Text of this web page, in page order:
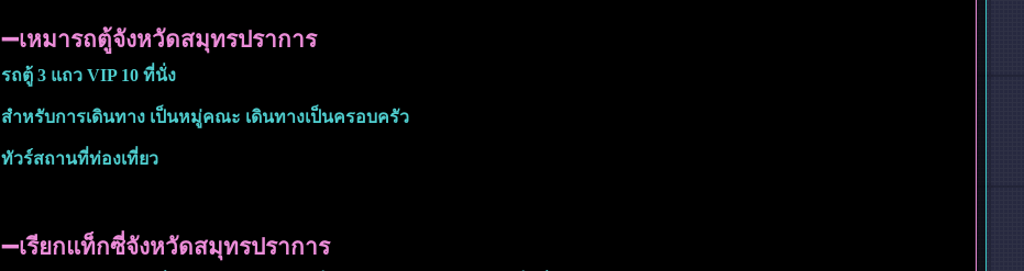
➖เหมารถตู้จังหวัดสมุทรปราการ
รถตู้ 3 แถว VIP 10 ที่นั่ง
สำหรับการเดินทาง เป็นหมู่คณะ เดินทางเป็นครอบครัว
ทัวร์สถานที่ท่องเที่ยว
➖เรียกแท็กซี่จังหวัดสมุทรปราการ